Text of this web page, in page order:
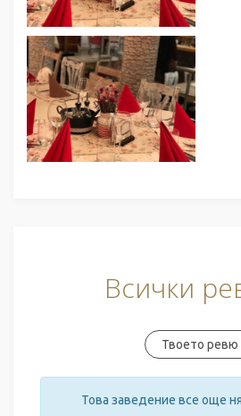
Всички
Твоето ревю
Това заведение все още